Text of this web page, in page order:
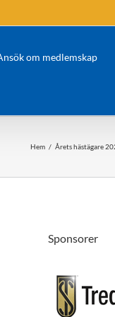
om medlemskap
Hem / Årets hästägare
Sponsorer